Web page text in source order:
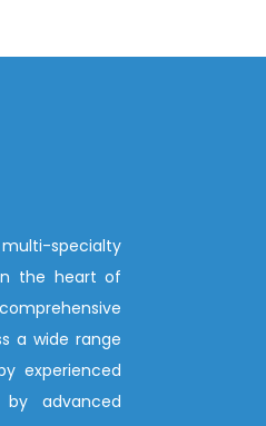
specialty
the heart of
a wide range
experienced
advanced